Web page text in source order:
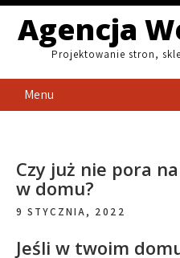
Skip
content
Agencja
Projektowanie stron,
Menu
Czy już nie pora
w domu?
9 STYCZNIA, 2022
Jeśli w twoim